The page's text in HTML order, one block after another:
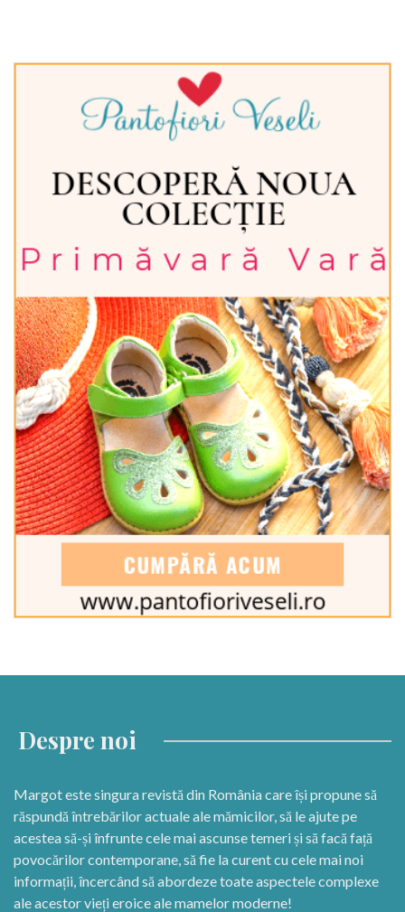
Despre noi
Margot este singura revistă din România care își propune să
răspundă întrebărilor actuale ale mămicilor, să le ajute pe
acestea să-și înfrunte cele mai ascunse temeri și să facă față
povocărilor contemporane, să fie la curent cu cele mai noi
informații, încercând să abordeze toate aspectele complexe
ale acestor vieți eroice ale mamelor moderne!